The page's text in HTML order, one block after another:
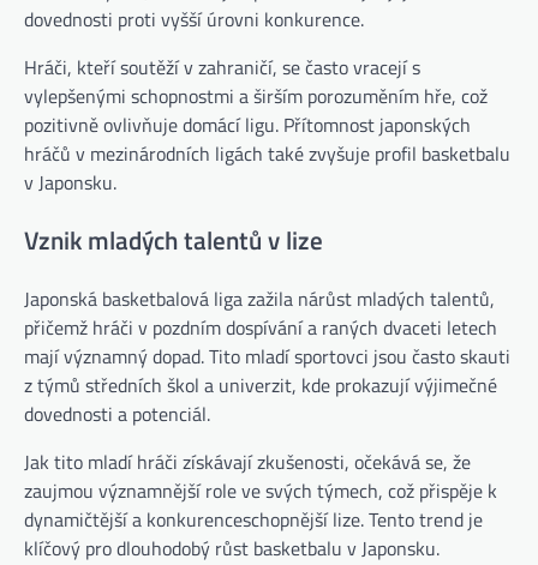
dovednosti proti vyšší úrovni konkurence.
Hráči, kteří soutěží v zahraničí, se často vracejí s
vylepšenými schopnostmi a širším porozuměním hře, což
pozitivně ovlivňuje domácí ligu. Přítomnost japonských
hráčů v mezinárodních ligách také zvyšuje profil basketbalu
v Japonsku.
Vznik mladých talentů v lize
Japonská basketbalová liga zažila nárůst mladých talentů,
přičemž hráči v pozdním dospívání a raných dvaceti letech
mají významný dopad. Tito mladí sportovci jsou často skauti
z týmů středních škol a univerzit, kde prokazují výjimečné
dovednosti a potenciál.
Jak tito mladí hráči získávají zkušenosti, očekává se, že
zaujmou významnější role ve svých týmech, což přispěje k
dynamičtější a konkurenceschopnější lize. Tento trend je
klíčový pro dlouhodobý růst basketbalu v Japonsku.